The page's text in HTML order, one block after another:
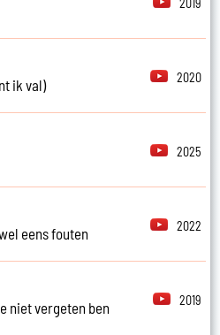
ik val)
2020
2025
eens fouten
2022
niet vergeten ben
2019